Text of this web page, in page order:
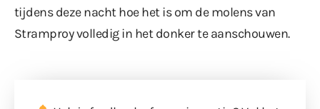
tijdens deze nacht hoe het is om de molens van
Stramproy volledig in het donker te aanschouwen.